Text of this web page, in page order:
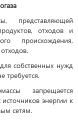
представляющей
отходов и
происхождения,
собственных нужд
требуется.
запрещается
энергии к
сетям.